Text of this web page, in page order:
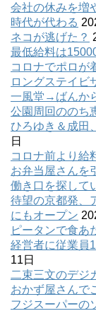
会社の休みを増
時代が代わる
ネコが逃げた？
最低給料は
コロナでポロが
ロングステイビ
一風堂→ばんか
公園周回ののち
ひろゆき＆成田
日
コロナ前より給
お弁当屋さんを
働き口を探して
待望の京都発、
にもオープン
ピータンで食あ
経営者に従業員
11日
二束三文のデジ
おかず屋さんで
フジスーパーの